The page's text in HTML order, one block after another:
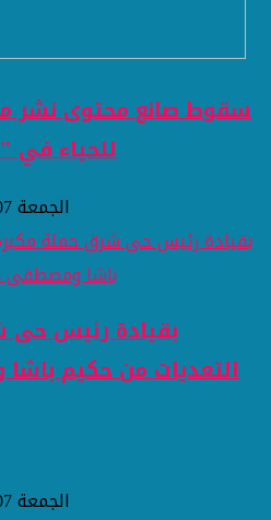
سقوط صانع محتوى نشر
للحياء في
الجمعة 07 أغسطس 2026 03:26 مساءً
بقيادة رئيس حى
التعديات من حكيم
الجمعة 07 أغسطس 2026 03:38 مساءً